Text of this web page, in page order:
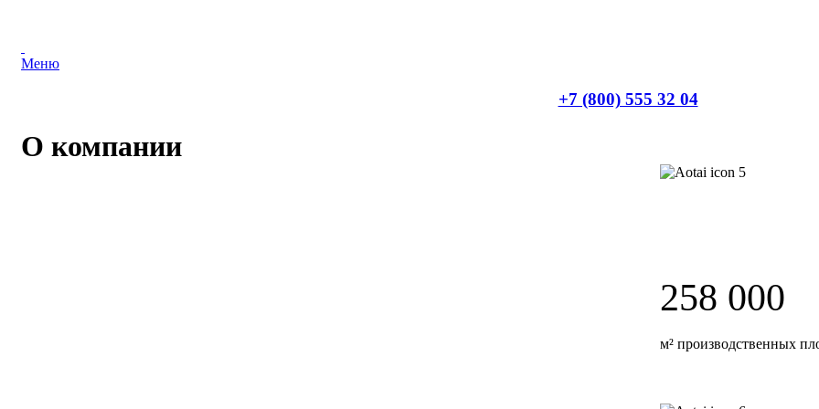
Меню
+7 (800) 555 32 04
О компании
258 000
м² производственных